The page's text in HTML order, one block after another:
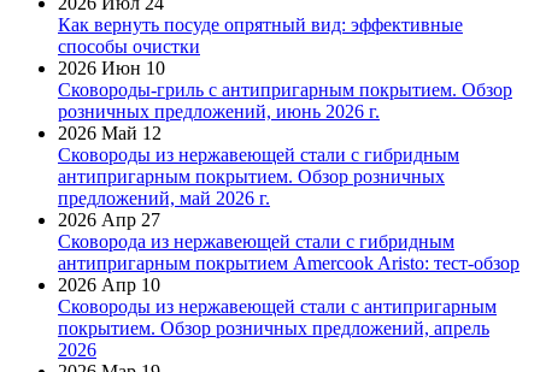
Как вернуть посуде опрятный вид: эффективные
способы очистки
2026 Июн 10
Сковороды-гриль с антипригарным покрытием. Обзор
розничных предложений, июнь 2026 г.
2026 Май 12
Сковороды из нержавеющей стали с гибридным
антипригарным покрытием. Обзор розничных
предложений, май 2026 г.
2026 Апр 27
Сковорода из нержавеющей стали с гибридным
антипригарным покрытием Amercook Aristo: тест-обзор
2026 Апр 10
Сковороды из нержавеющей стали с антипригарным
покрытием. Обзор розничных предложений, апрель
2026